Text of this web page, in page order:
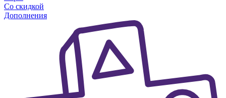
Со скидкой
Дополнения